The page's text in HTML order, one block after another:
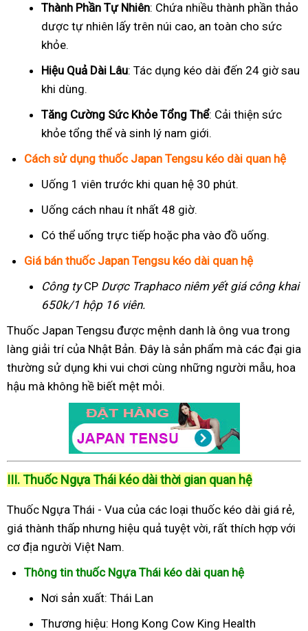
Thành Phần Tự Nhiên: Chứa nhiều thành phần thảo
dược tự nhiên lấy trên núi cao, an toàn cho sức
khỏe.
Hiệu Quả Dài Lâu: Tác dụng kéo dài đến 24 giờ sau
khi dùng.
Tăng Cường Sức Khỏe Tổng Thể: Cải thiện sức
khỏe tổng thể và sinh lý nam giới.
Cách sử dụng thuốc Japan Tengsu kéo dài quan hệ
Uống 1 viên trước khi quan hệ 30 phút.
Uống cách nhau ít nhất 48 giờ.
Có thể uống trực tiếp hoặc pha vào đồ uống.
Giá bán thuốc Japan Tengsu kéo dài quan hệ
Công tyCP Dược Traphaconiêm yết giá công khai
650k/1 hộp 16 viên.
Thuốc Japan Tengsu được mệnh danh là ông vua trong
làng giải trí của Nhật Bản. Đây là sản phẩm mà các đại gia
thường sử dụng khi vui chơi cùng những người mẫu, hoa
hậu mà không hề biết mệt mỏi.
III. Thuốc Ngựa Thái kéo dài thời gian quan hệ
Thuốc Ngựa Thái - Vua của các loại thuốc kéo dài giá rẻ,
giá thành thấp nhưng hiệu quả tuyệt vời, rất thích hợp với
cơ địa người Việt Nam.
Thông tin thuốc Ngựa Thái kéo dài quan hệ
Nơi sản xuất: Thái Lan
Thương hiệu: Hong Kong Cow King Health